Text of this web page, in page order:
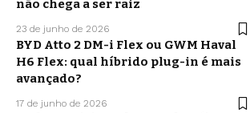
não chega a ser raiz
23 de junho de 2026
BYD Atto 2 DM-i Flex ou GWM Haval
H6 Flex: qual híbrido plug-in é mais
avançado?
17 de junho de 2026